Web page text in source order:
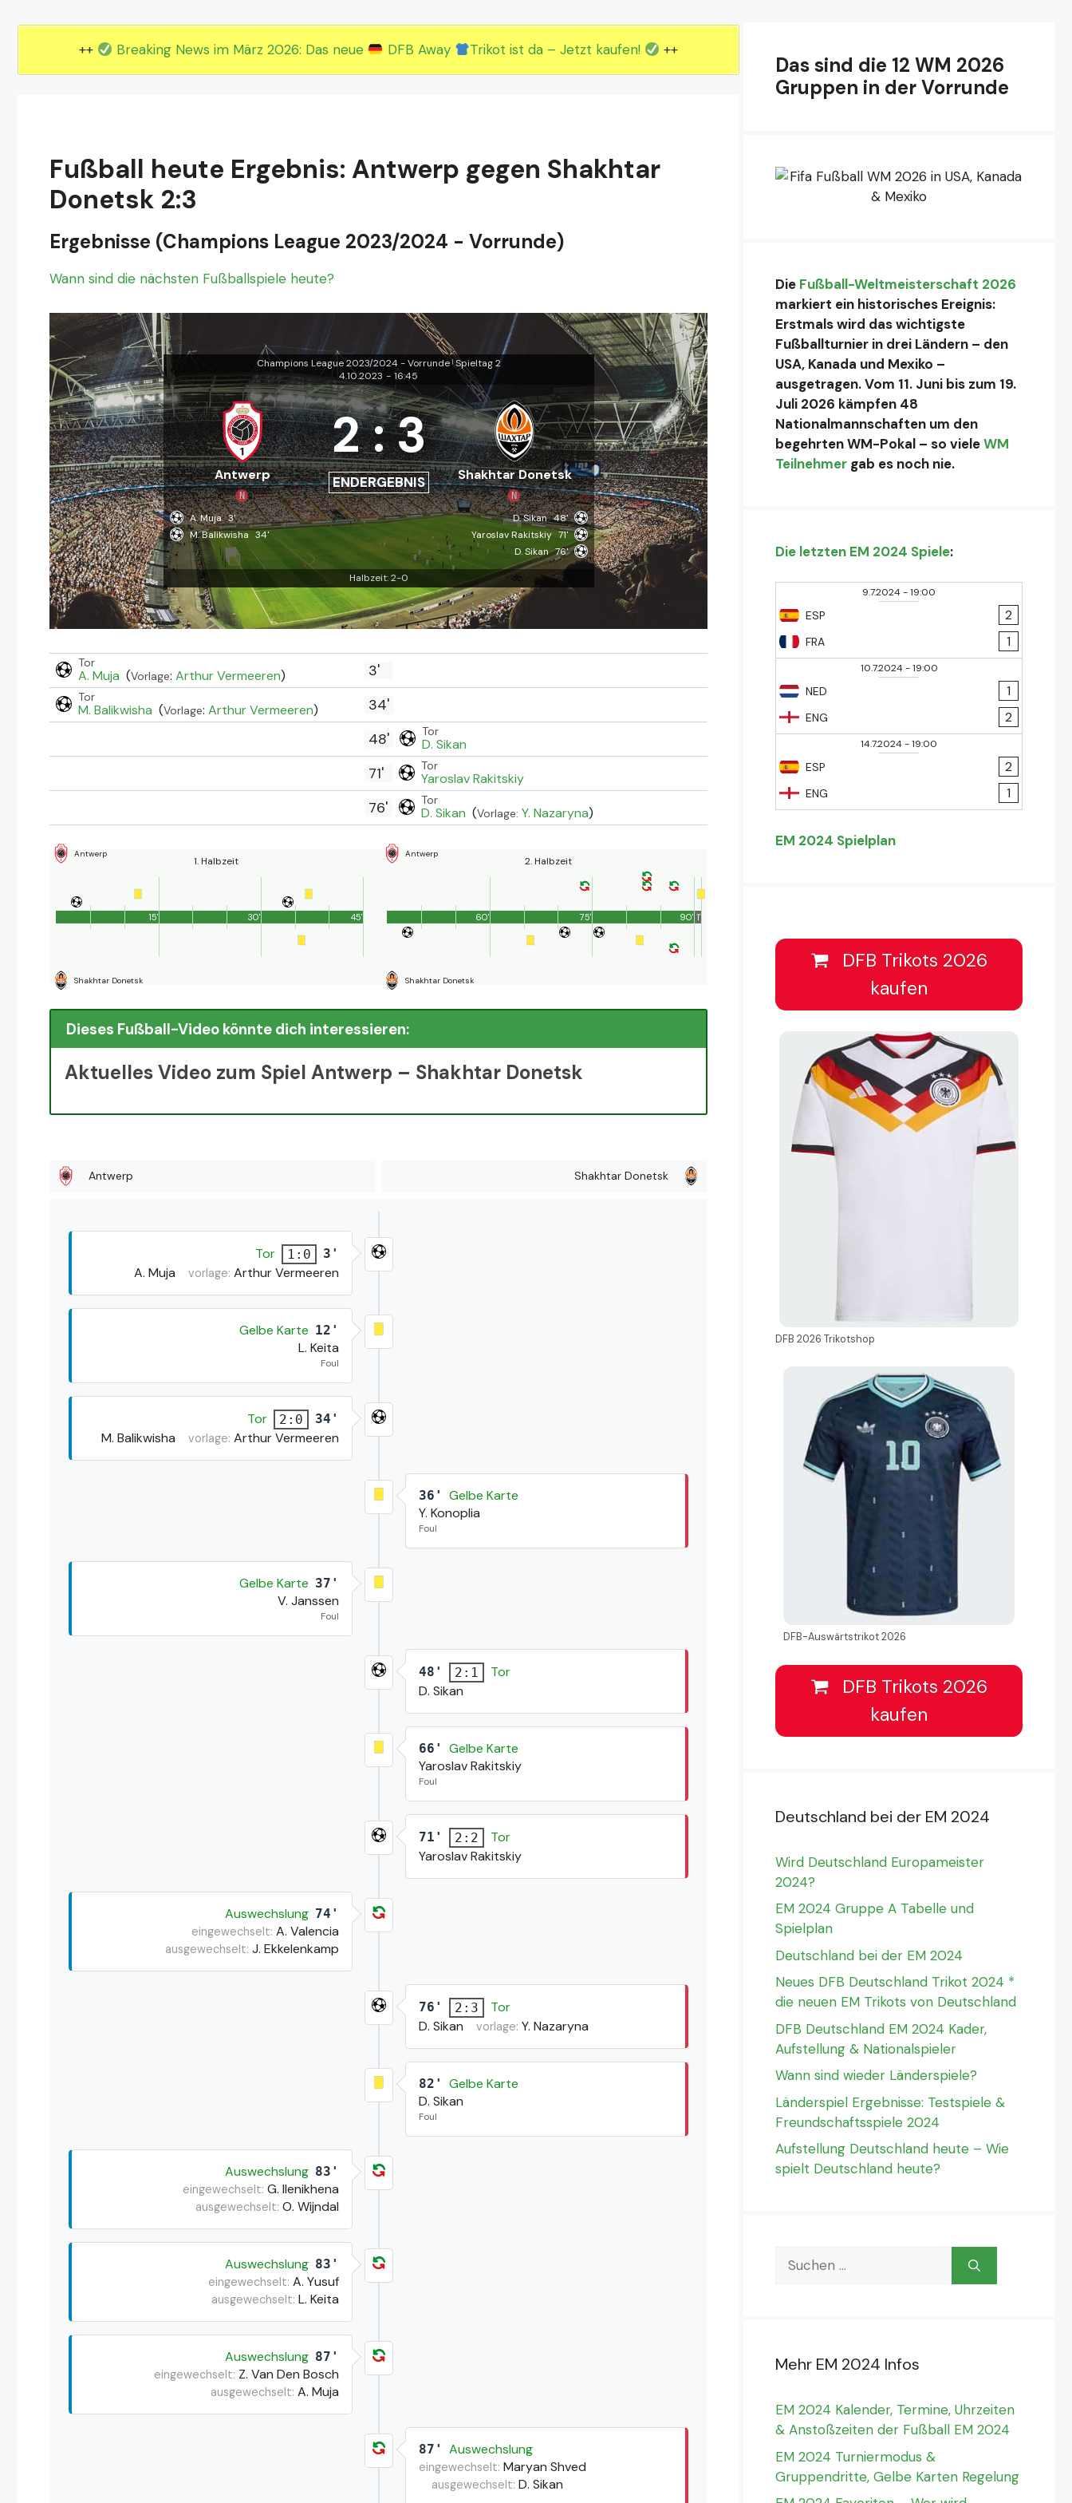
++ Breaking News im März 2026: Das neue DFB Away Trikot ist da – Jetzt kaufen! ++
Fußball heute Ergebnis: Antwerp gegen Shakhtar
Donetsk 2:3
Ergebnisse (Champions League 2023/2024 - Vorrunde)
Wann sind die nächsten Fußballspiele heute?
Champions League 2023/2024 - Vorrunde | Spieltag 2
4.10.2023 - 16:45
Antwerp
N
2:3
ENDERGEBNIS Shakhtar Donetsk
N
A. Muja 3'
M. Balikwisha 34'
D. Sikan 48'
Yaroslav Rakitskiy 71'
D. Sikan 76'
Halbzeit: 2-0
Tor
A. Muja (Vorlage: Arthur Vermeeren) 3'
Tor
M. Balikwisha (Vorlage: Arthur Vermeeren)
34'
48'
Tor
D. Sikan
71' Tor
Yaroslav Rakitskiy
76' Tor
D. Sikan (Vorlage: Y. Nazaryna)
Antwerp
1. Halbzeit
Shakhtar Donetsk
45'
15' 30'
Antwerp
2. Halbzeit
Shakhtar Donetsk
90'
60' 75' 1'
Dieses Fußball-Video könnte dich interessieren:
Aktuelles Video zum Spiel Antwerp – Shakhtar Donetsk
Antwerp Shakhtar Donetsk
Tor 1:0 3'
A. Muja vorlage: Arthur Vermeeren
Gelbe Karte 12'
L. Keita
Foul
Tor 2:0 34'
M. Balikwisha vorlage: Arthur Vermeeren
36'
Gelbe Karte
Y. Konoplia
Foul
Gelbe Karte 37'
V. Janssen
Foul
48' 2:1
Tor
D. Sikan
66'
Gelbe Karte
Yaroslav Rakitskiy
Foul
71' 2:2
Tor
Yaroslav Rakitskiy
Auswechslung 74'
eingewechselt: A. Valencia
ausgewechselt: J. Ekkelenkamp
76' 2:3
Tor
D. Sikan
vorlage: Y. Nazaryna
82'
Gelbe Karte
D. Sikan
Foul
Auswechslung 83'
eingewechselt: G. Ilenikhena
ausgewechselt: O. Wijndal
Auswechslung 83'
eingewechselt: A. Yusuf
ausgewechselt: L. Keita
Auswechslung 87'
eingewechselt: Z. Van Den Bosch
ausgewechselt: A. Muja
87' Auswechslung
eingewechselt: Maryan Shved
ausgewechselt: D. Sikan
Das sind die 12 WM 2026
Gruppen in der Vorrunde
Die Fußball-Weltmeisterschaft 2026
markiert ein historisches Ereignis:
Erstmals wird das wichtigste
Fußballturnier in drei Ländern – den
USA, Kanada und Mexiko –
ausgetragen. Vom 11. Juni bis zum 19.
Juli 2026 kämpfen 48
Nationalmannschaften um den
begehrten WM-Pokal – so vieleWM
Teilnehmer gab es noch nie.
Die letzten EM 2024 Spiele:
9.7.2024-19:00
ESP
FRA
2
1
10.7.2024-19:00
NED
ENG
1
2
14.7.2024-19:00
ESP
ENG
2
1
EM 2024 Spielplan
DFB Trikots 2026
kaufen
DFB 2026 Trikotshop
DFB-Auswärtstrikot 2026
DFB Trikots 2026
kaufen
Deutschland bei der EM 2024
Wird Deutschland Europameister
2024?
EM 2024 Gruppe A Tabelle und
Spielplan
Deutschland bei der EM 2024
Neues DFB Deutschland Trikot 2024 *
die neuen EM Trikots von Deutschland
DFB Deutschland EM 2024 Kader,
Aufstellung & Nationalspieler
Wann sind wieder Länderspiele?
Länderspiel Ergebnisse: Testspiele &
Freundschaftsspiele 2024
Aufstellung Deutschland heute – Wie
spielt Deutschland heute?
Suchen
nach:
Mehr EM 2024 Infos
EM 2024 Kalender, Termine, Uhrzeiten
& Anstoßzeiten der Fußball EM 2024
EM 2024 Turniermodus &
Gruppendritte, Gelbe Karten Regelung